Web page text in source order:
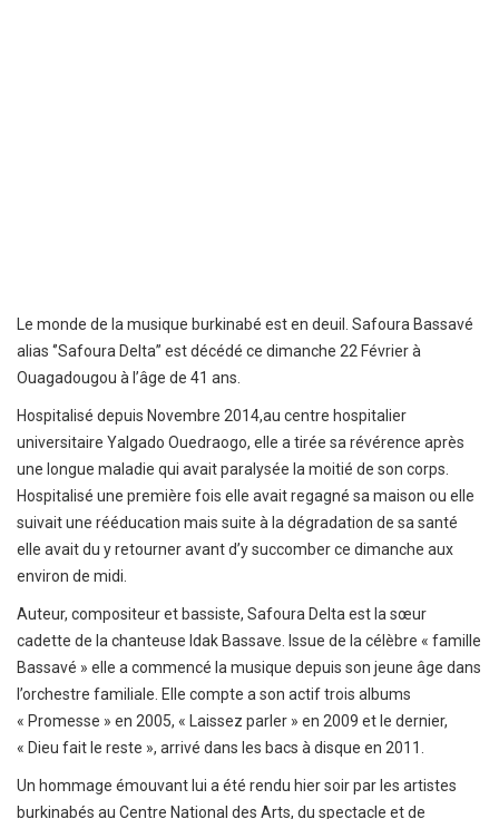
Le monde de la musique burkinabé est en deuil. Safoura Bassavé
alias ‘’Safoura Delta’’ est décédé ce dimanche 22 Février à
Ouagadougou à l’âge de 41 ans.
Hospitalisé depuis Novembre 2014,au centre hospitalier
universitaire Yalgado Ouedraogo, elle a tirée sa révérence après
une longue maladie qui avait paralysée la moitié de son corps.
Hospitalisé une première fois elle avait regagné sa maison ou elle
suivait une rééducation mais suite à la dégradation de sa santé
elle avait du y retourner avant d’y succomber ce dimanche aux
environ de midi.
Auteur, compositeur et bassiste, Safoura Delta est la sœur
cadette de la chanteuse Idak Bassave. Issue de la célèbre « famille
Bassavé » elle a commencé la musique depuis son jeune âge dans
l’orchestre familiale. Elle compte a son actif trois albums
« Promesse » en 2005, « Laissez parler » en 2009 et le dernier,
« Dieu fait le reste », arrivé dans les bacs à disque en 2011.
Un hommage émouvant lui a été rendu hier soir par les artistes
burkinabés au Centre National des Arts, du spectacle et de